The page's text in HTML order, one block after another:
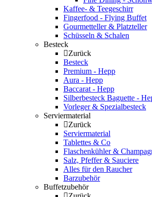
Kaffee- & Teegeschirr
Fingerfood - Flying Buffet
Gourmetteller & Platzteller
Schüsseln & Schalen
Besteck
Zurück
Besteck
Premium - Hepp
Aura - Hepp
Baccarat - Hepp
Silberbesteck Baguette -
Vorleger & Spezialbesteck
Serviermaterial
Zurück
Serviermaterial
Tablettes & Co
Flaschenkühler &
Salz, Pfeffer & Sauciere
Alles für den Raucher
Barzubehör
Buffetzubehör